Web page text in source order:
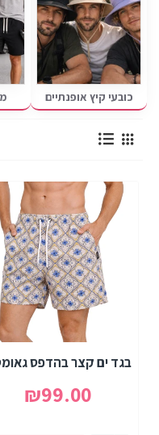
כובעי קיץ אופנתיים
בגד ים קצר בהדפס
₪99.00